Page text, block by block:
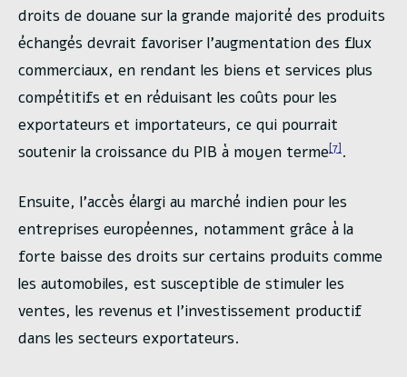
droits de douane sur la grande majorité des produits
échangés devrait favoriser l’augmentation des flux
commerciaux, en rendant les biens et services plus
compétitifs et en réduisant les coûts pour les
exportateurs et importateurs, ce qui pourrait
soutenir la croissance du PIB à moyen terme[7].
Ensuite, l’accès élargi au marché indien pour les
entreprises européennes, notamment grâce à la
forte baisse des droits sur certains produits comme
les automobiles, est susceptible de stimuler les
ventes, les revenus et l’investissement productif
dans les secteurs exportateurs.